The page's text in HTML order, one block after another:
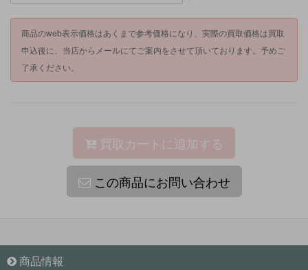
商品のweb表示価格はあくまで参考価格になり、実際の買取価格は買取
申込後に、当店からメールにてご案内をさせて頂いております。予めご
了承ください。
買取カートに追加する
この商品にお問い合わせ
商品情報